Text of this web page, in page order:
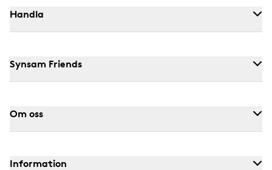
Handla
Synsam Friends
Om oss
Information